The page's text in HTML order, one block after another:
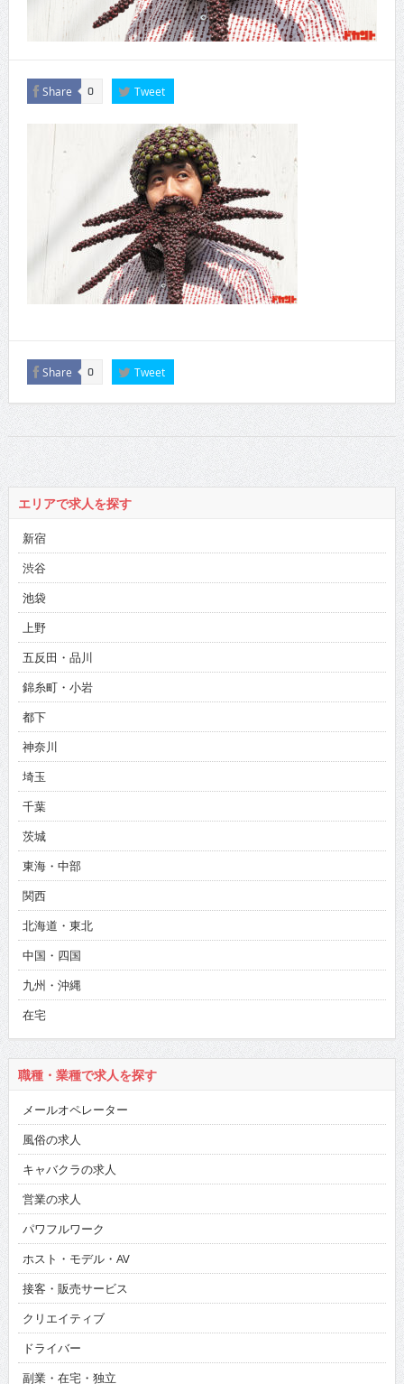
Share 0 Tweet
Share 0 Tweet
エリアで求人を探す
新宿
渋谷
池袋
上野
五反田・品川
錦糸町・小岩
都下
神奈川
埼玉
千葉
茨城
東海・中部
関西
北海道・東北
中国・四国
九州・沖縄
在宅
職種・業種で求人を探す
メールオペレーター
風俗の求人
キャバクラの求人
営業の求人
パワフルワーク
ホスト・モデル・AV
接客・販売サービス
クリエイティブ
ドライバー
副業・在宅・独立